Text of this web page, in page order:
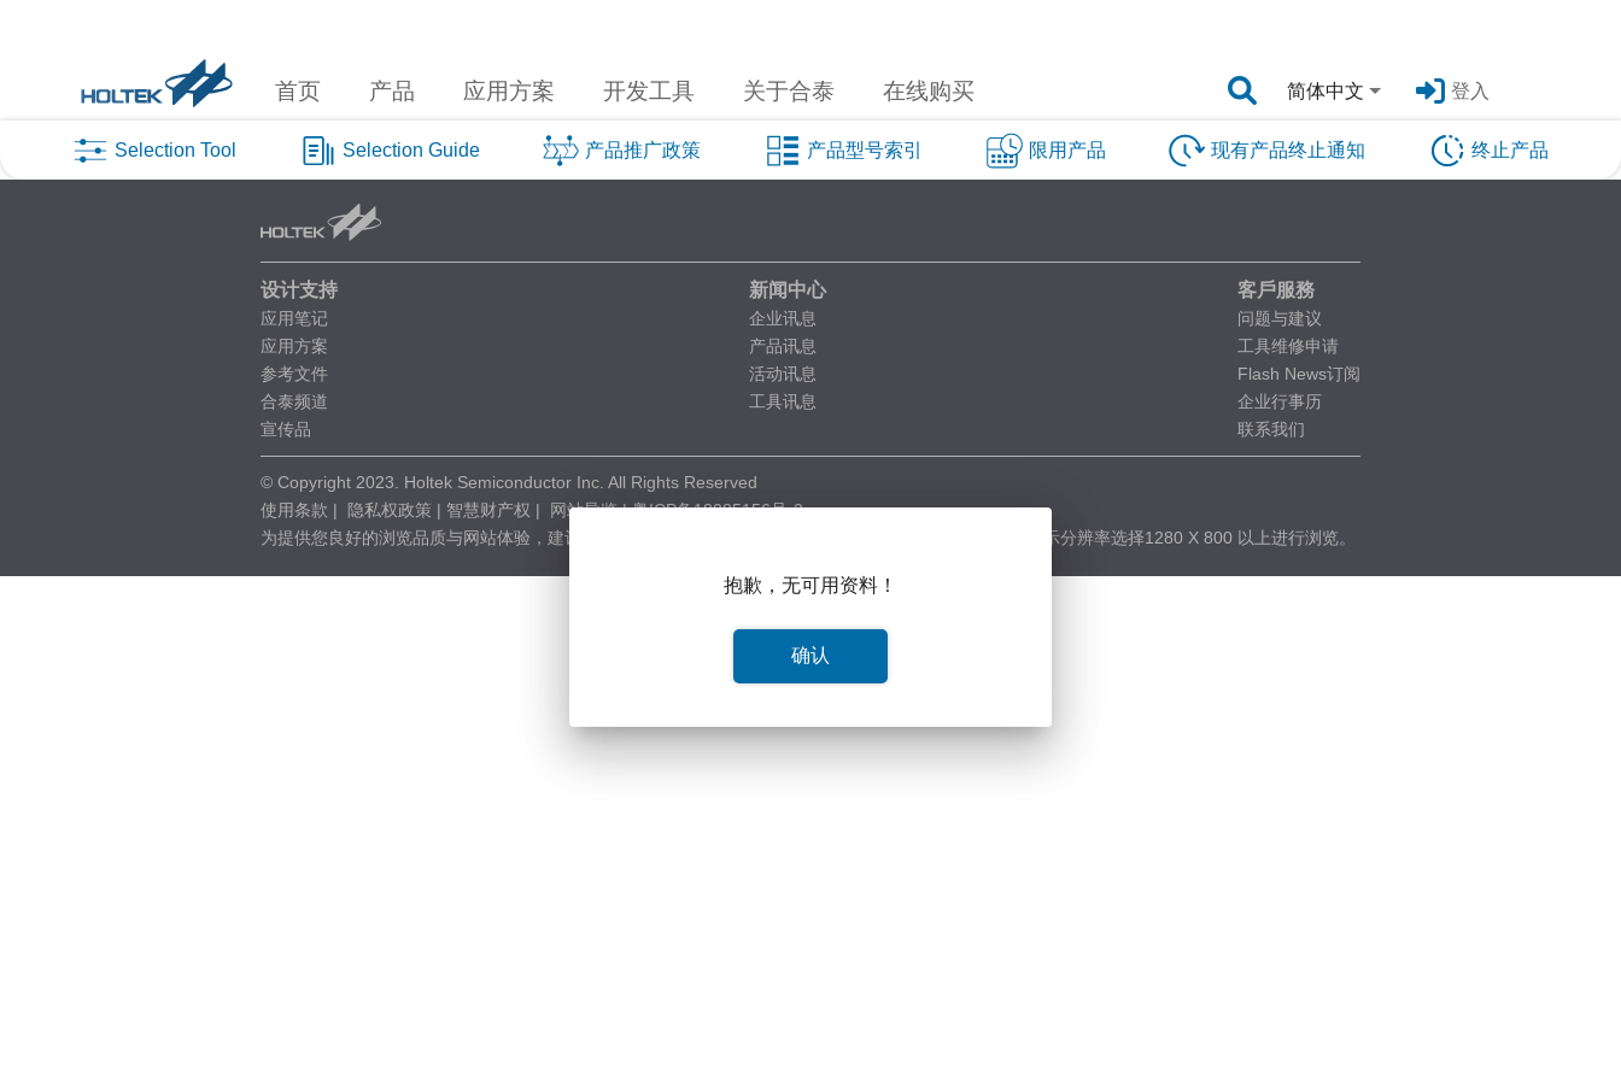
首页 产品 应用方案 开发工具 关于合泰 在线购买 简体中文 登入
Selection Tool Selection Guide 产品推广政策 产品型号索引 限用产品 现有产品终止通知 终止产品
设计支持
应用笔记
应用方案
参考文件
合泰频道
宣传品
新闻中心
企业讯息
产品讯息
活动讯息
工具讯息
客戶服務
问题与建议
工具维修申请
Flash News订阅
企业行事历
联系我们
© Copyright 2023. Holtek Semiconductor Inc. All Rights Reserved
使用条款 | 隐私权政策 | 智慧财产权 | 网站导览|粤ICP备18085156号-2
为提供您良好的浏览品质与网站体验，建议使用 Chrome、Edge、Safari、Firefox 以上版本之浏览器，显示分辨率选择1280 X 800 以上进行浏览。
抱歉，无可用资料！
确认